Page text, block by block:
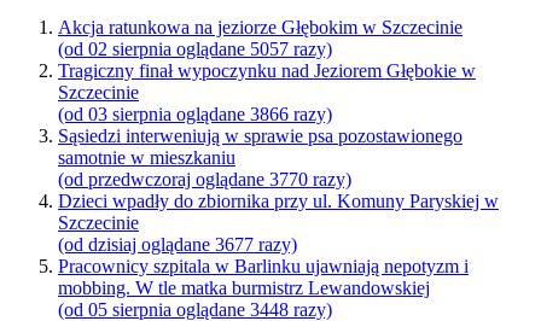
Akcja ratunkowa na jeziorze Głębokim w Szczecinie
(od 02 sierpnia oglądane 5057 razy)
Tragiczny finał wypoczynku nad Jeziorem Głębokie w
Szczecinie
(od 03 sierpnia oglądane 3866 razy)
Sąsiedzi interweniują w sprawie psa pozostawionego
samotnie w mieszkaniu
(od przedwczoraj oglądane 3770 razy)
Dzieci wpadły do zbiornika przy ul. Komuny Paryskiej w
Szczecinie
(od dzisiaj oglądane 3677 razy)
Pracownicy szpitala w Barlinku ujawniają nepotyzm i
mobbing. W tle matka burmistrz Lewandowskiej
(od 05 sierpnia oglądane 3448 razy)